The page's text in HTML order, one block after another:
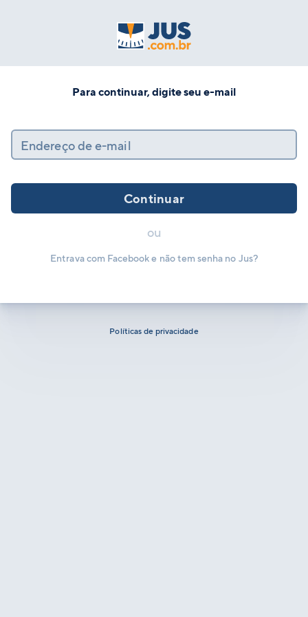
Para continuar, digite seu e-mail
Endereço de e-mail
Continuar
ou
Entrava com Facebook e não tem senha no Jus?
Políticas de privacidade